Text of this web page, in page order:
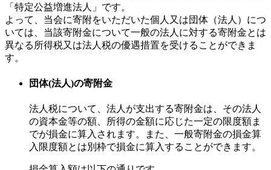
「特定公益増進法人」です。
よって、当会に寄附をいただいた個人又は団体（法人）につ
いては、当該寄附金について一般の法人に対する寄附金とは
異なる所得税又は法人税の優遇措置を受けることができま
す。
団体(法人)の寄附金
法人税について、法人が支出する寄附金は、その法人
の資本金等の額、所得の金額に応じた一定の限度額ま
でが損金に算入されます。また、一般寄附金の損金算
入限度額とは別枠で損金に算入することができます。